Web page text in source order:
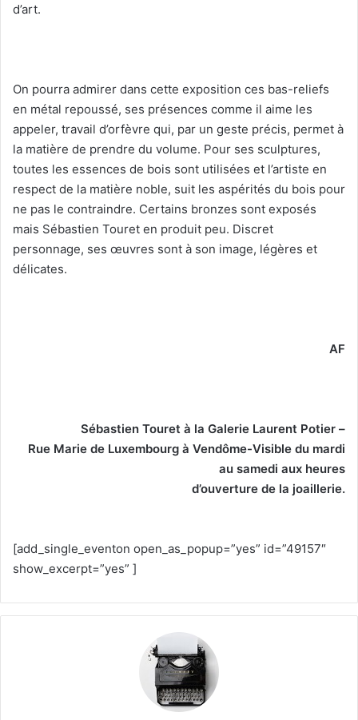
d’art.
On pourra admirer dans cette exposition ces bas-reliefs
en métal repoussé, ses présences comme il aime les
appeler, travail d’orfèvre qui, par un geste précis, permet à
la matière de prendre du volume. Pour ses sculptures,
toutes les essences de bois sont utilisées et l’artiste en
respect de la matière noble, suit les aspérités du bois pour
ne pas le contraindre. Certains bronzes sont exposés
mais Sébastien Touret en produit peu. Discret
personnage, ses œuvres sont à son image, légères et
délicates.
AF
Sébastien Touret à la Galerie Laurent Potier –
Rue Marie de Luxembourg à Vendôme-Visible du mardi
au samedi aux heures
d’ouverture de la joaillerie.
[add_single_eventon open_as_popup=”yes” id=”49157″
show_excerpt=”yes” ]